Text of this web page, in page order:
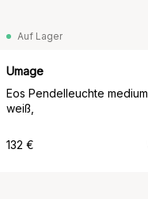
Auf Lager
Umage
Eos Pendelleuchte medium
weiß,
132 €